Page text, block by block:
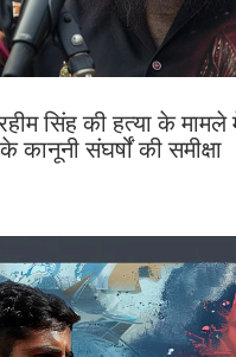
सिंह की हत्या के मामले
कानूनी संघर्षों की समीक्षा